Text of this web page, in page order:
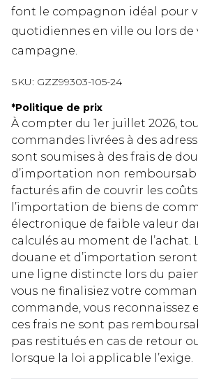
font le compagnon idéal pour
quotidiennes en ville ou lors de
campagne.
SKU: GZZ99303-105-24
*Politique de prix
À compter du 1er juillet 2026,
commandes livrées à des
sont soumises à des frais de
d’importation non
facturés afin de couvrir les coûts
l’importation de biens de
électronique de faible valeur
calculés au moment de l’achat.
douane et d’importation
une ligne distincte lors du
vous ne finalisiez votre
commande, vous reconnaissez
ces frais ne sont pas
pas restitués en cas de retour
lorsque la loi applicable l’exige.